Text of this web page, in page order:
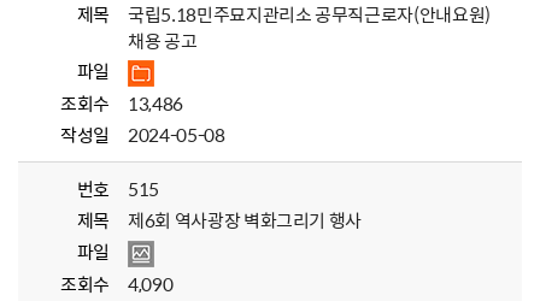
제목
국립5.18민주묘지관리소 공무직근로자(안내요원)
채용 공고
파일
조회수
13,486
작성일
2024-05-08
번호
515
제목
제6회 역사광장 벽화그리기 행사
파일
조회수
4,090